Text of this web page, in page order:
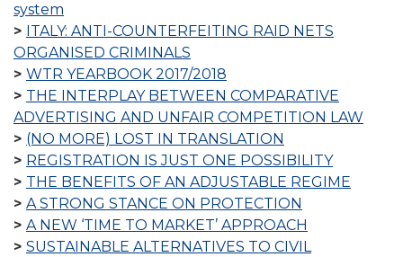
system
ITALY: ANTI-COUNTERFEITING RAID NETS
ORGANISED CRIMINALS
WTR YEARBOOK 2017/2018
THE INTERPLAY BETWEEN COMPARATIVE
ADVERTISING AND UNFAIR COMPETITION LAW
(NO MORE) LOST IN TRANSLATION
REGISTRATION IS JUST ONE POSSIBILITY
THE BENEFITS OF AN ADJUSTABLE REGIME
A STRONG STANCE ON PROTECTION
A NEW ‘TIME TO MARKET’ APPROACH
SUSTAINABLE ALTERNATIVES TO CIVIL